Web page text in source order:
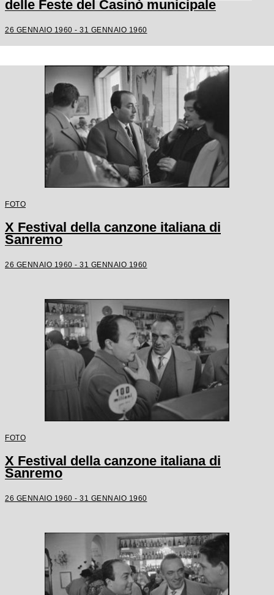
delle Feste del Casinò municipale
26 GENNAIO 1960 - 31 GENNAIO 1960
FOTO
X Festival della canzone italiana di
Sanremo
26 GENNAIO 1960 - 31 GENNAIO 1960
FOTO
X Festival della canzone italiana di
Sanremo
26 GENNAIO 1960 - 31 GENNAIO 1960